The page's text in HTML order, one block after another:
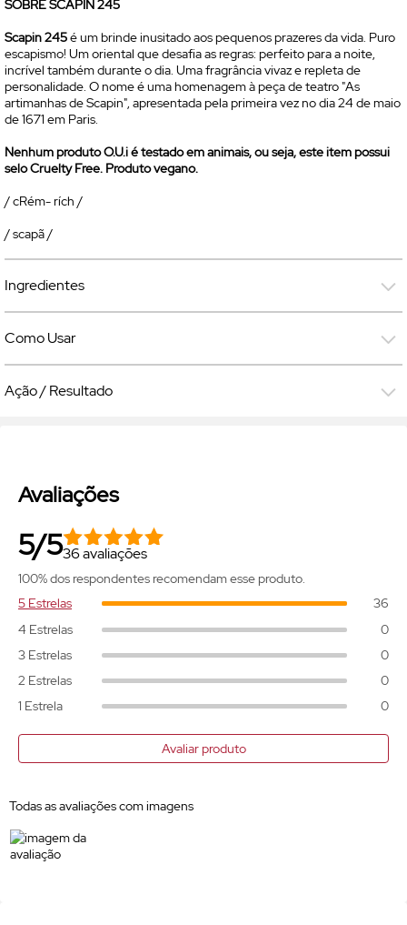
SOBRE SCAPIN 245
Scapin 245é um brinde inusitado aos pequenos prazeres da vida. Puro
escapismo! Um oriental que desafia as regras: perfeito para a noite,
incrível também durante o dia. Uma fragrância vivaz e repleta de
personalidade. O nome é uma homenagem à peça de teatro "As
artimanhas de Scapin", apresentada pela primeira vez no dia 24 de maio
de 1671 em Paris.
Nenhum produto O.U.i é testado em animais, ou seja, este item possui
seloCruelty Free. Produto vegano.
/ cRém- rích /
/ scapã /
Ingredientes
Como Usar
Ação / Resultado
Avaliações
5/536 avaliações
100% dos respondentes recomendam esse produto.
5 Estrelas
36
4 Estrelas
0
3 Estrelas
0
2 Estrelas
0
1 Estrela
0
Avaliar produto
Todas as avaliações com imagens